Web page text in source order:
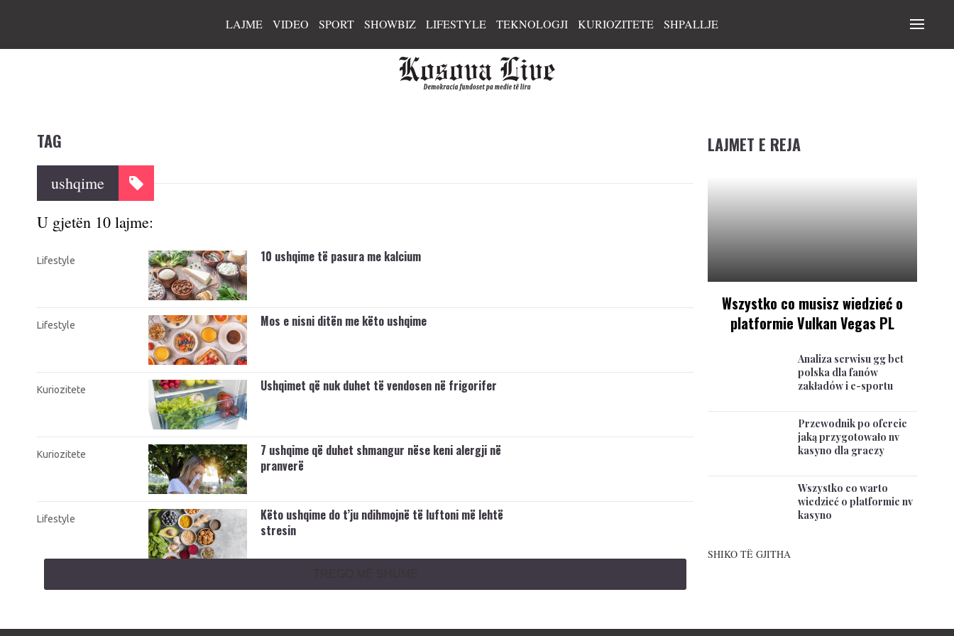
LAJME VIDEO SPORT SHOWBIZ LIFESTYLE TEKNOLOGJI KURIOZITETE SHPALLJE
TAG
ushqime
U gjetën 10 lajme:
Lifestyle 10 ushqime të pasura me kalcium
Lifestyle Mos e nisni ditën me këto ushqime
Kuriozitete Ushqimet që nuk duhet të vendosen në frigorifer
Kuriozitete
7 ushqime që duhet shmangur nëse keni alergji në
pranverë
Lifestyle
Këto ushqime do t’ju ndihmojnë të luftoni më lehtë
stresin
LAJMET E REJA
Wszystko co musisz wiedzieć o
platformie Vulkan Vegas PL
Analiza serwisu gg bet
polska dla fanów
zakładów i e-sportu
Przewodnik po ofercie
jaką przygotowało nv
kasyno dla graczy
Wszystko co warto
wiedzieć o platformie nv
kasyno
SHIKO TË GJITHA